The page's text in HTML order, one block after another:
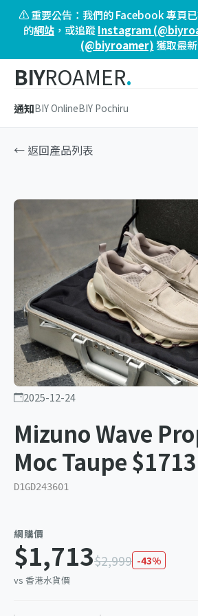
⚠️ 重要公告：我們的 Facebook 專頁
的網站 ，或追蹤Instagram
(@biyroamer)獲取最
BIYROAMER.
通知BIY OnlineBIY Pochiru
← 返回產品列表
2025-12-24
Mizuno Wave
Moc Taupe
D1GD243601
網購價
$1,713$2,999 -43%
vs 香港水貨價